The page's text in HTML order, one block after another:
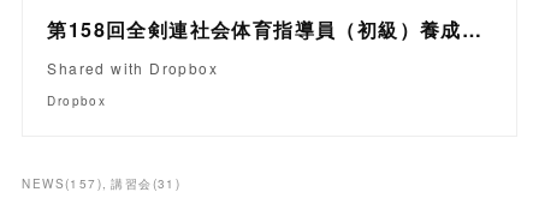
第158回全剣連社会体育指導員（初級）養成講習会の開催につい.pdf
Shared with Dropbox
Dropbox
NEWS(157 ) 講習会(31 )